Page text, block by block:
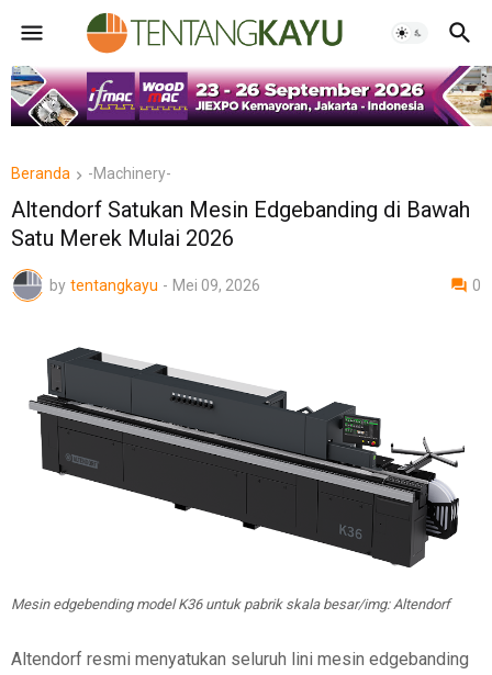
Beranda -Machinery-
Altendorf Satukan Mesin Edgebanding di Bawah
Satu Merek Mulai 2026
by tentangkayu - Mei 09, 2026 0
Mesin edgebending model K36 untuk pabrik skala besar/img: Altendorf
Altendorf resmi menyatukan seluruh lini mesin edgebanding